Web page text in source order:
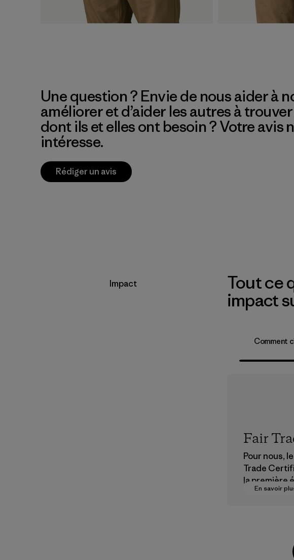
Une question ? Envie de nous aider à
améliorer et d’aider les autres à
dont ils et elles ont besoin ? Votre avis
intéresse.
Rédiger un avis
Impact
Tout ce
impact
Comment
En savoir
Fair
Pour nous,
Trade
la première
vers des